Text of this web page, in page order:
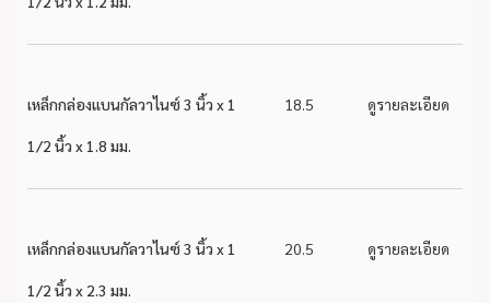
เหล็กกล่องแบนกัลวาไนซ์ 3 นิ้ว x 1
1/2 นิ้ว x 1.8 มม.
18.5 ดูรายละเอียด
เหล็กกล่องแบนกัลวาไนซ์ 3 นิ้ว x 1
1/2 นิ้ว x 2.3 มม.
20.5 ดูรายละเอียด